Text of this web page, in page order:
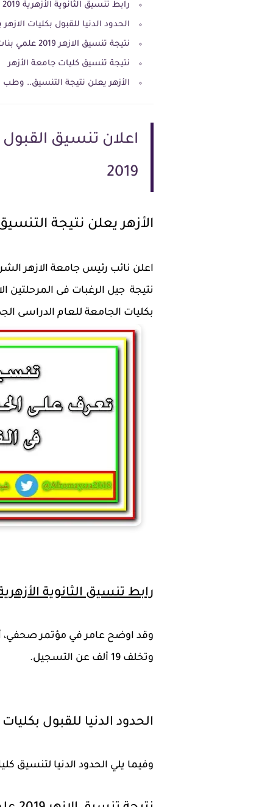
رابط تنسيق الثانوية الأزهرية 2019
الحدود الدنيا للقبول بكليات الازهر
نتيجة تنسيق الازهر 2019 علمي بنات وبنين
نتيجة تنسيق كليات جامعة الأزهر
الأزهر يعلن نتيجة التنسيق.. وطب القاهرة
اعلان تنسيق
2019
الأزهر يعلن نتيجة التنسيق..
اعلن نائب رئيس جامعة الازهر
نتيجة جيل الرغبات فى المرحلتين
بكليات الجامعة للعام الدراسى الجديد 2019/
رابط تنسيق الثانوية الأزهرية
وتخلف 19 ألف عن التسجيل.
الحدود الدنيا للقبول بكليات
وفيما يلي الحدود الدنيا لتنسيق كليات